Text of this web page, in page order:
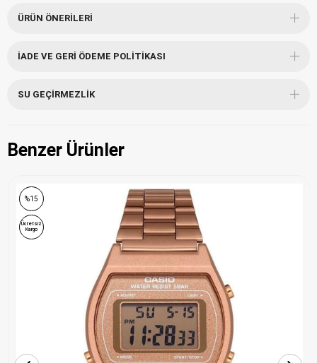
ÜRÜN ÖNERILERI
İADE VE GERI ÖDEME POLITIKASI
SU GEÇIRMEZLIK
Benzer Ürünler
%15
Ücretsiz
Kargo